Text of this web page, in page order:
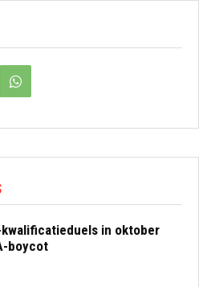
kwalificatieduels in oktober
boycot